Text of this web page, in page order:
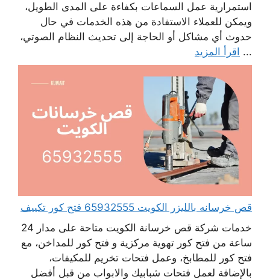
استمرارية عمل السماعات بكفاءة على المدى الطويل،
ويمكن للعملاء الاستفادة من هذه الخدمات في حال
حدوث أي مشاكل أو الحاجة إلى تحديث النظام الصوتي،
... اقرأ المزيد
قص خرسانه بالليزر الكويت 65932555 فتح كور تكييف
خدمات شركة قص خرسانة الكويت متاحة على مدار 24
ساعة من فتح كور تهوية مركزية و فتح كور للمداخن، مع
فتح كور للمطابخ، وعمل فتحات تخريم للمكيفات،
بالإضافة لعمل فتحات شبابيك والابواب من قبل أفضل